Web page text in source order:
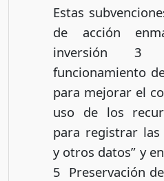
Estas
de acción
inversión 3
funcionamiento
para mejorar el
uso de los
para registrar las
y otros datos” y
5 Preservación